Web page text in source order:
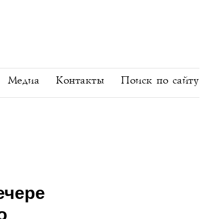
Медиа Контакты Поиск по сайту